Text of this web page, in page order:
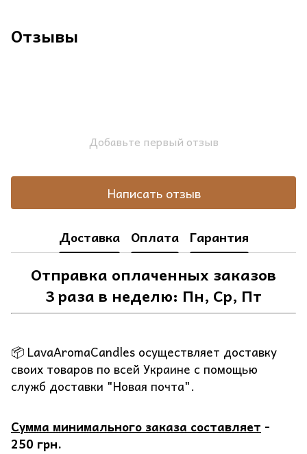
Отзывы
Добавьте первый отзыв
Написать отзыв
Доставка Оплата Гарантия
Отправка оплаченных заказов
3 раза в неделю: Пн, Ср, Пт
📦 LavaAromaCandles осуществляет доставку
своих товаров по всей Украине с помощью
служб доставки "Новая почта".
Сумма минимального заказа составляет -
250 грн.